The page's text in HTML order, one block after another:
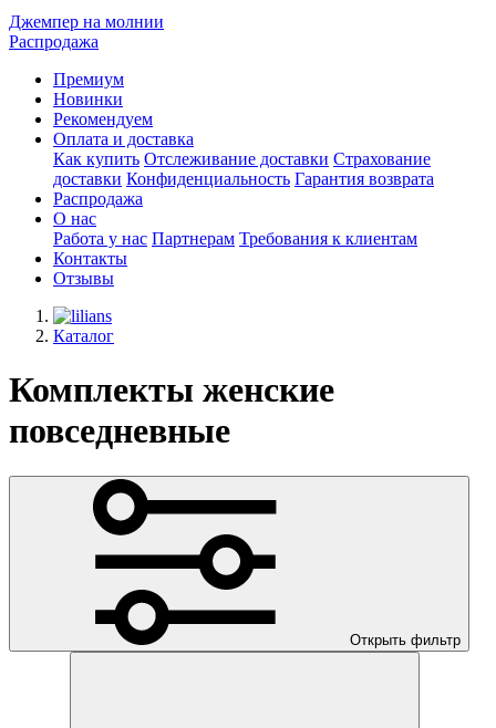
Джемпер на молнии
Распродажа
Премиум
Новинки
Рекомендуем
Оплата и доставка
Как купить Отслеживание доставки Страхование
доставки Конфиденциальность Гарантия возврата
Распродажа
О нас
Работа у нас Партнерам Требования к клиентам
Контакты
Отзывы
Каталог
Комплекты женские
повседневные
Открыть фильтр